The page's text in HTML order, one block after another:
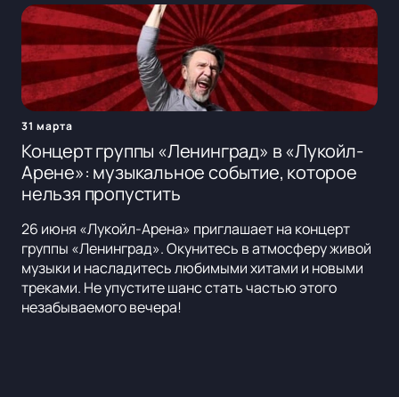
31 марта
Концерт группы «Ленинград» в «Лукойл-
Арене»: музыкальное событие, которое
нельзя пропустить
26 июня «Лукойл-Арена» приглашает на концерт
группы «Ленинград». Окунитесь в атмосферу живой
музыки и насладитесь любимыми хитами и новыми
треками. Не упустите шанс стать частью этого
незабываемого вечера!